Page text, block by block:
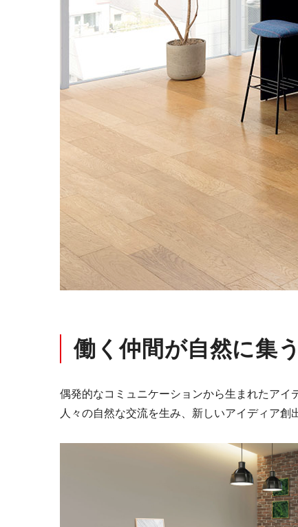
働く仲間が自然に集
偶発的なコミュニケーションから生まれたア
人々の自然な交流を生み、新しいアイディア創
チェアー 抗菌